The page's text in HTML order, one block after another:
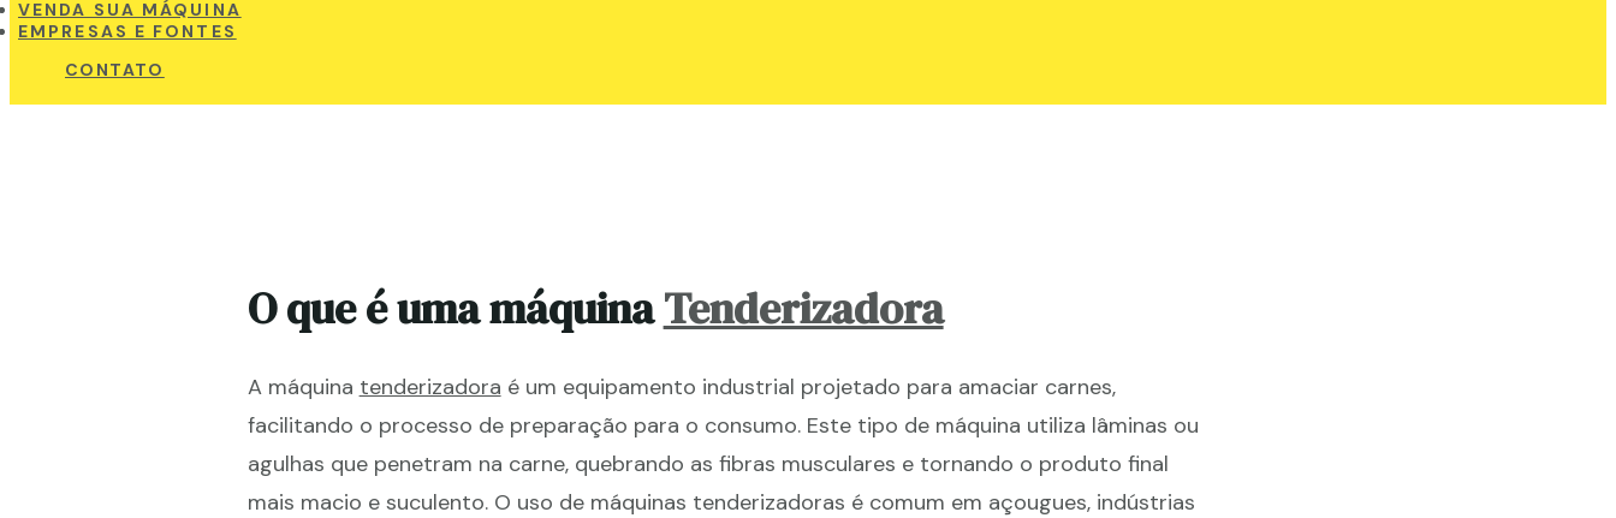
VENDA SUA MÁQUINA
EMPRESAS E FONTES
CONTATO
O que é uma máquinaTenderizadora
A máquina tenderizadora é um equipamento industrial projetado para amaciar carnes,
facilitando o processo de preparação para o consumo. Este tipo de máquina utiliza lâminas ou
agulhas que penetram na carne, quebrando as fibras musculares e tornando o produto final
mais macio e suculento. O uso de máquinas tenderizadoras é comum em açougues, indústrias